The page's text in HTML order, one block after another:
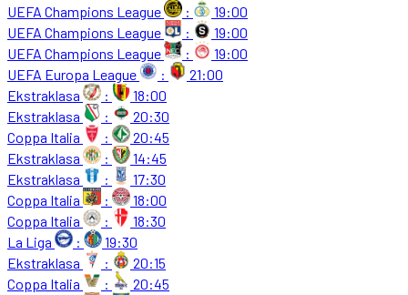
UEFA Champions League
:
19:00
UEFA Champions League
:
19:00
UEFA Champions League
:
19:00
UEFA Europa League
:
21:00
Ekstraklasa
:
18:00
Ekstraklasa
:
20:30
Coppa Italia
:
20:45
Ekstraklasa
:
14:45
Ekstraklasa
:
17:30
Coppa Italia
:
18:00
Coppa Italia
:
18:30
La Liga
:
19:30
Ekstraklasa
:
20:15
Coppa Italia
:
20:45